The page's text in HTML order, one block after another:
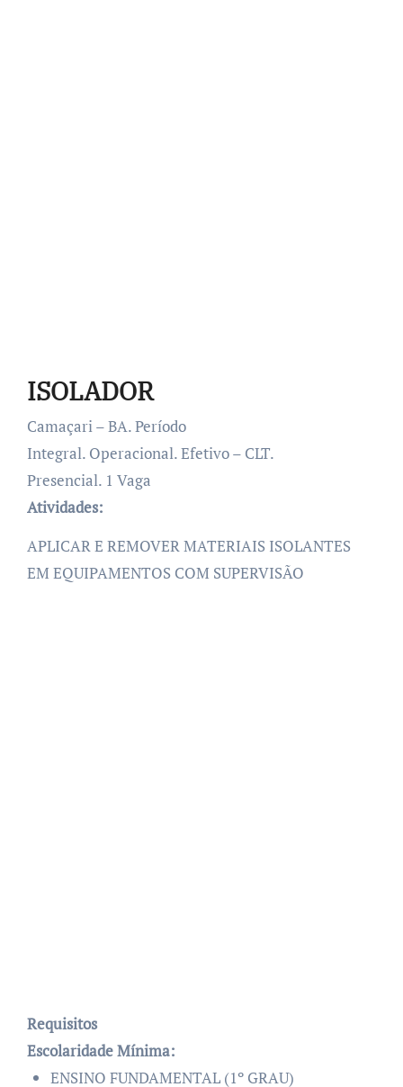
ISOLADOR
Camaçari – BA. Período
Integral. Operacional. Efetivo – CLT.
Presencial. 1 Vaga
Atividades:
APLICAR E REMOVER MATERIAIS ISOLANTES
EM EQUIPAMENTOS COM SUPERVISÃO
Requisitos
Escolaridade Mínima:
ENSINO FUNDAMENTAL (1º GRAU)